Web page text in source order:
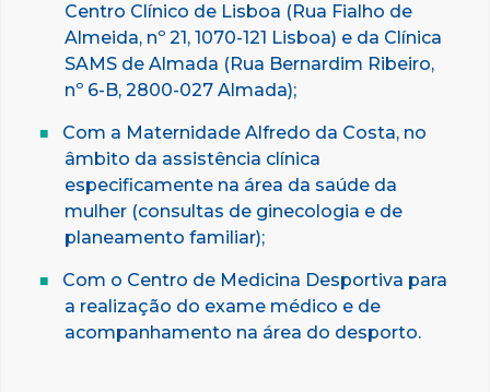
Centro Clínico de Lisboa (Rua Fialho de
Almeida, nº 21, 1070-121 Lisboa) e da Clínica
SAMS de Almada (Rua Bernardim Ribeiro,
nº 6-B, 2800-027 Almada);
Com a Maternidade Alfredo da Costa, no
âmbito da assistência clínica
especificamente na área da saúde da
mulher (consultas de ginecologia e de
planeamento familiar);
Com o Centro de Medicina Desportiva para
a realização do exame médico e de
acompanhamento na área do desporto.